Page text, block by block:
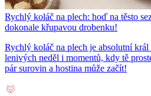
Rychlý koláč na plech: hoď na těsto
dokonale křupavou drobenku!
Rychlý koláč na plech je absolutní král
lenivých neděl i momentů, kdy tě
pár surovin a hostina může začít!